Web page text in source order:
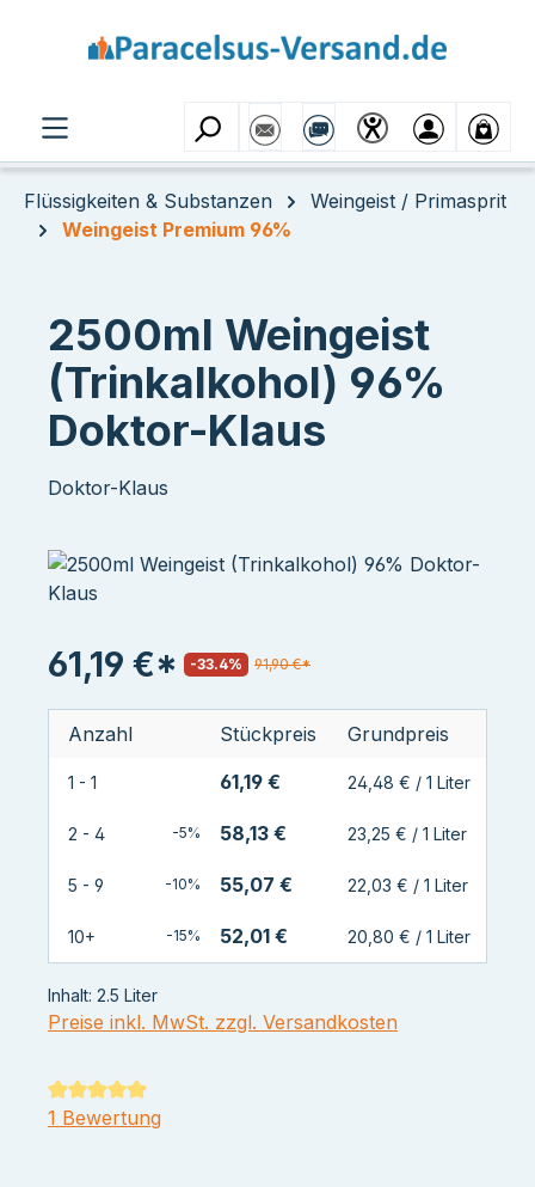
Flüssigkeiten & Substanzen
Weingeist / Primasprit
Weingeist Premium 96%
2500ml Weingeist
(Trinkalkohol) 96%
Doktor-Klaus
Doktor-Klaus
61,19 €* -33.4% 91,90 €*
Anzahl Stückpreis Grundpreis
1 - 1 61,19 € 24,48 € / 1 Liter
2 - 4 -5% 58,13 € 23,25 € / 1 Liter
5 - 9 -10% 55,07 € 22,03 € / 1 Liter
10+ -15% 52,01 € 20,80 € / 1 Liter
Inhalt: 2.5 Liter
Preise inkl. MwSt. zzgl. Versandkosten
Durchschnittliche Bewertung von 5 von 5 Sternen
1 Bewertung